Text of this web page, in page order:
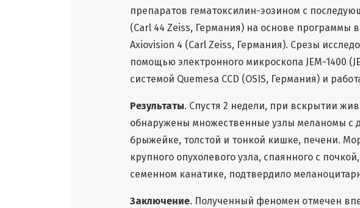
препаратов гематоксилин-эозином с
(Carl 44 Zeiss, Германия) на основе программы
Axiovision 4 (Carl Zeiss, Германия). Срезы
помощью электронного микроскопа JEM-1400
системой Quemesa CCD (OSIS, Германия) и
Результаты. Спустя 2 недели, при вскрытии
обнаружены множественные узлы меланомы с
брыжейке, толстой и тонкой кишке, печени.
крупного опухолевого узла, спаянного с
семенном канатике, подтвердило
Заключение. Полученный феномен отмечен